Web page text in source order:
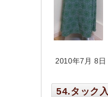
2010年7月 8
54.タック